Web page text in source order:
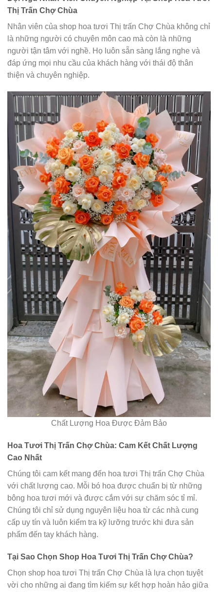
Thị Trấn Chợ Chùa
Nhân viên của shop hoa tươi Thị trấn Chợ Chùa không chỉ
là những người có chuyên môn cao mà còn là những
người tận tâm với nghề. Họ luôn sẵn sàng lắng nghe và
đáp ứng mọi nhu cầu của khách hàng với thái độ thân
thiện và chuyên nghiệp.
Chất Lượng Hoa Được Đảm Bảo
Hoa Tươi Thị Trấn Chợ Chùa: Cam Kết Chất Lượng
Cao Nhất
Chúng tôi cam kết mang đến hoa tươi Thị trấn Chợ Chùa
với chất lượng cao. Mỗi bó hoa được chuẩn bị từ những
bông hoa tươi mới và được cắm với sự chăm sóc tỉ mỉ.
Chúng tôi chỉ sử dụng nguyên liệu hoa từ các nhà cung
cấp uy tín và luôn kiểm tra kỹ lưỡng trước khi đưa sản
phẩm đến tay khách hàng.
Tại Sao Chọn Shop Hoa Tươi Thị Trấn Chợ Chùa?
Chọn shop hoa tươi Thị trấn Chợ Chùa là lựa chọn tuyệt
vời cho những ai đang tìm kiếm sự kết hợp hoàn hảo giữa